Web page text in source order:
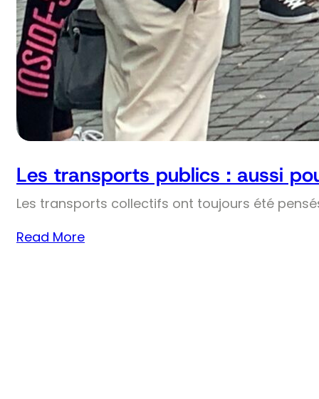
Les transports publics : aussi
Les transports collectifs ont toujours été
Read More